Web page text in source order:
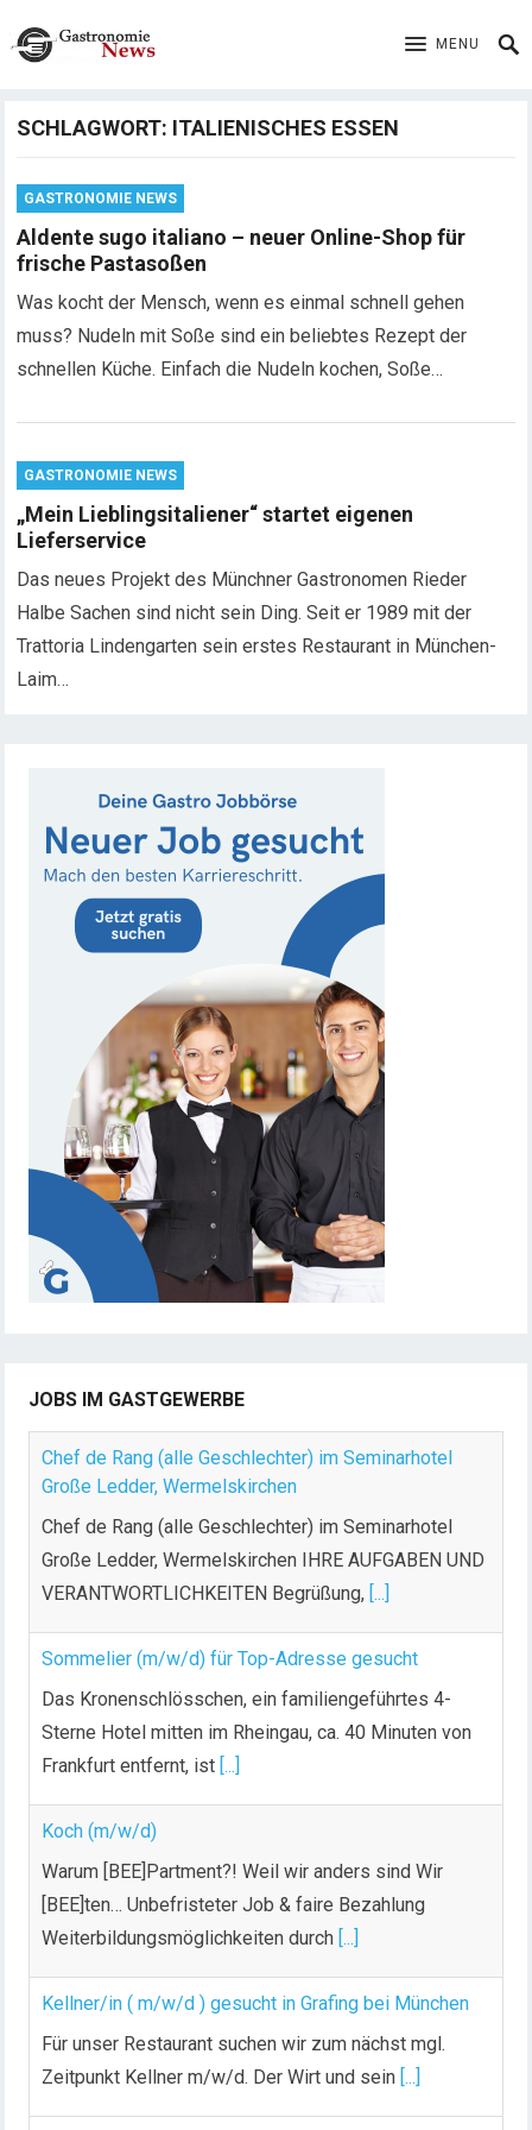
MENU
SCHLAGWORT: ITALIENISCHES ESSEN
GASTRONOMIE NEWS
Aldente sugo italiano – neuer Online-Shop für
frische Pastasoßen
Was kocht der Mensch, wenn es einmal schnell gehen
muss? Nudeln mit Soße sind ein beliebtes Rezept der
schnellen Küche. Einfach die Nudeln kochen, Soße…
GASTRONOMIE NEWS
„Mein Lieblingsitaliener“ startet eigenen
Lieferservice
Das neues Projekt des Münchner Gastronomen Rieder
Halbe Sachen sind nicht sein Ding. Seit er 1989 mit der
Trattoria Lindengarten sein erstes Restaurant in München-
Laim…
JOBS IM GASTGEWERBE
Chef de Rang (alle Geschlechter) im Seminarhotel
Große Ledder, Wermelskirchen
Chef de Rang (alle Geschlechter) im Seminarhotel
Große Ledder, Wermelskirchen IHRE AUFGABEN UND
VERANTWORTLICHKEITEN Begrüßung, [...]
Sommelier (m/w/d) für Top-Adresse gesucht
Das Kronenschlösschen, ein familiengeführtes 4-
Sterne Hotel mitten im Rheingau, ca. 40 Minuten von
Frankfurt entfernt, ist [...]
Koch (m/w/d)
Warum [BEE]Partment?! Weil wir anders sind Wir
[BEE]ten… Unbefristeter Job & faire Bezahlung
Weiterbildungsmöglichkeiten durch [...]
Kellner/in ( m/w/d ) gesucht in Grafing bei München
Für unser Restaurant suchen wir zum nächst mgl.
Zeitpunkt Kellner m/w/d. Der Wirt und sein [...]